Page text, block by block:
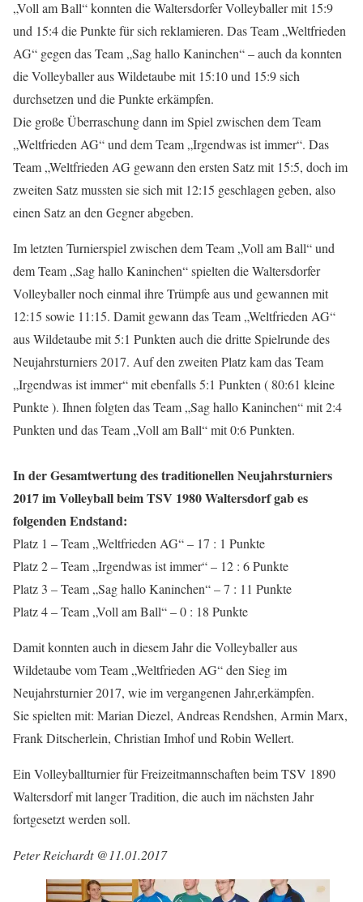
„Voll am Ball“ konnten die Waltersdorfer Volleyballer mit 15:9
und 15:4 die Punkte für sich reklamieren. Das Team „Weltfrieden
AG“ gegen das Team „Sag hallo Kaninchen“ – auch da konnten
die Volleyballer aus Wildetaube mit 15:10 und 15:9 sich
durchsetzen und die Punkte erkämpfen.
Die große Überraschung dann im Spiel zwischen dem Team
„Weltfrieden AG“ und dem Team „Irgendwas ist immer“. Das
Team „Weltfrieden AG gewann den ersten Satz mit 15:5, doch im
zweiten Satz mussten sie sich mit 12:15 geschlagen geben, also
einen Satz an den Gegner abgeben.
Im letzten Turnierspiel zwischen dem Team „Voll am Ball“ und
dem Team „Sag hallo Kaninchen“ spielten die Waltersdorfer
Volleyballer noch einmal ihre Trümpfe aus und gewannen mit
12:15 sowie 11:15. Damit gewann das Team „Weltfrieden AG“
aus Wildetaube mit 5:1 Punkten auch die dritte Spielrunde des
Neujahrsturniers 2017. Auf den zweiten Platz kam das Team
„Irgendwas ist immer“ mit ebenfalls 5:1 Punkten ( 80:61 kleine
Punkte ). Ihnen folgten das Team „Sag hallo Kaninchen“ mit 2:4
Punkten und das Team „Voll am Ball“ mit 0:6 Punkten.
In der Gesamtwertung des traditionellen Neujahrsturniers
2017 im Volleyball beim TSV 1980 Waltersdorf gab es
folgenden Endstand:
Platz 1 – Team „Weltfrieden AG“ – 17 : 1 Punkte
Platz 2 – Team „Irgendwas ist immer“ – 12 : 6 Punkte
Platz 3 – Team „Sag hallo Kaninchen“ – 7 : 11 Punkte
Platz 4 – Team „Voll am Ball“ – 0 : 18 Punkte
Damit konnten auch in diesem Jahr die Volleyballer aus
Wildetaube vom Team „Weltfrieden AG“ den Sieg im
Neujahrsturnier 2017, wie im vergangenen Jahr,erkämpfen.
Sie spielten mit: Marian Diezel, Andreas Rendshen, Armin Marx,
Frank Ditscherlein, Christian Imhof und Robin Wellert.
Ein Volleyballturnier für Freizeitmannschaften beim TSV 1890
Waltersdorf mit langer Tradition, die auch im nächsten Jahr
fortgesetzt werden soll.
Peter Reichardt @11.01.2017